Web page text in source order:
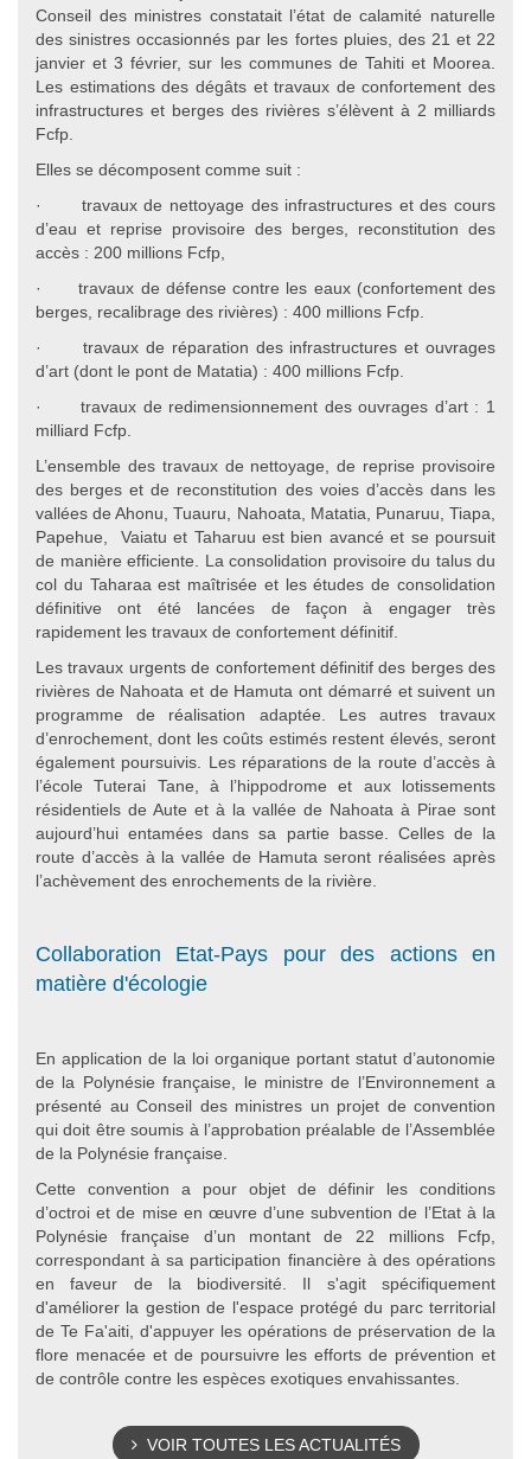
Conseil des ministres constatait l’état de calamité naturelle
des sinistres occasionnés par les fortes pluies, des 21 et 22
janvier et 3 février, sur les communes de Tahiti et Moorea.
Les estimations des dégâts et travaux de confortement des
infrastructures et berges des rivières s’élèvent à 2 milliards
Fcfp.
Elles se décomposent comme suit :
· travaux de nettoyage des infrastructures et des cours
d’eau et reprise provisoire des berges, reconstitution des
accès : 200 millions Fcfp,
· travaux de défense contre les eaux (confortement des
berges, recalibrage des rivières) : 400 millions Fcfp.
· travaux de réparation des infrastructures et ouvrages
d’art (dont le pont de Matatia) : 400 millions Fcfp.
· travaux de redimensionnement des ouvrages d’art : 1
milliard Fcfp.
L’ensemble des travaux de nettoyage, de reprise provisoire
des berges et de reconstitution des voies d’accès dans les
vallées de Ahonu, Tuauru, Nahoata, Matatia, Punaruu, Tiapa,
Papehue, Vaiatu et Taharuu est bien avancé et se poursuit
de manière efficiente. La consolidation provisoire du talus du
col du Taharaa est maîtrisée et les études de consolidation
définitive ont été lancées de façon à engager très
rapidement les travaux de confortement définitif.
Les travaux urgents de confortement définitif des berges des
rivières de Nahoata et de Hamuta ont démarré et suivent un
programme de réalisation adaptée. Les autres travaux
d’enrochement, dont les coûts estimés restent élevés, seront
également poursuivis. Les réparations de la route d’accès à
l’école Tuterai Tane, à l’hippodrome et aux lotissements
résidentiels de Aute et à la vallée de Nahoata à Pirae sont
aujourd’hui entamées dans sa partie basse. Celles de la
route d’accès à la vallée de Hamuta seront réalisées après
l’achèvement des enrochements de la rivière.
Collaboration Etat-Pays pour des actions en
matière d'écologie
En application de la loi organique portant statut d’autonomie
de la Polynésie française, le ministre de l’Environnement a
présenté au Conseil des ministres un projet de convention
qui doit être soumis à l’approbation préalable de l’Assemblée
de la Polynésie française.
Cette convention a pour objet de définir les conditions
d’octroi et de mise en œuvre d’une subvention de l’Etat à la
Polynésie française d’un montant de 22 millions Fcfp,
correspondant à sa participation financière à des opérations
en faveur de la biodiversité. Il s'agit spécifiquement
d'améliorer la gestion de l'espace protégé du parc territorial
de Te Fa'aiti, d'appuyer les opérations de préservation de la
flore menacée et de poursuivre les efforts de prévention et
de contrôle contre les espèces exotiques envahissantes.
VOIR TOUTES LES ACTUALITÉS